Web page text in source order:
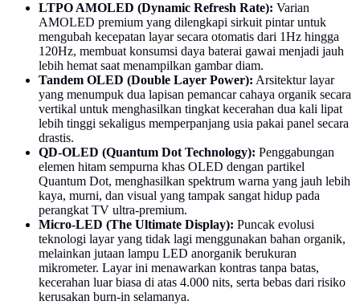
LTPO AMOLED (Dynamic Refresh Rate): Varian
AMOLED premium yang dilengkapi sirkuit pintar untuk
mengubah kecepatan layar secara otomatis dari 1Hz hingga
120Hz, membuat konsumsi daya baterai gawai menjadi jauh
lebih hemat saat menampilkan gambar diam.
Tandem OLED (Double Layer Power): Arsitektur layar
yang menumpuk dua lapisan pemancar cahaya organik secara
vertikal untuk menghasilkan tingkat kecerahan dua kali lipat
lebih tinggi sekaligus memperpanjang usia pakai panel secara
drastis.
QD-OLED (Quantum Dot Technology): Penggabungan
elemen hitam sempurna khas OLED dengan partikel
Quantum Dot, menghasilkan spektrum warna yang jauh lebih
kaya, murni, dan visual yang tampak sangat hidup pada
perangkat TV ultra-premium.
Micro-LED (The Ultimate Display): Puncak evolusi
teknologi layar yang tidak lagi menggunakan bahan organik,
melainkan jutaan lampu LED anorganik berukuran
mikrometer. Layar ini menawarkan kontras tanpa batas,
kecerahan luar biasa di atas 4.000 nits, serta bebas dari risiko
kerusakan burn-in selamanya.